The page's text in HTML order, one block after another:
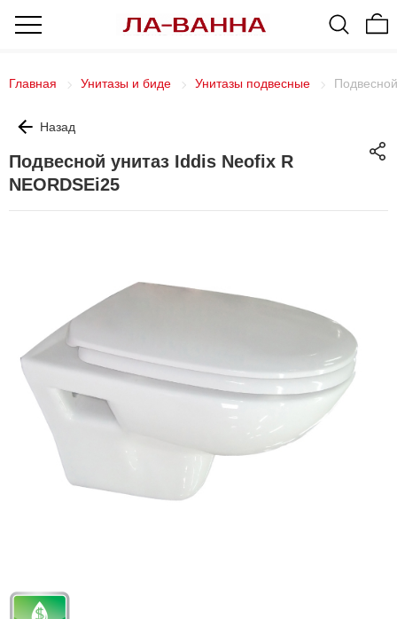
Главная Унитазы и биде Унитазы подвесные
Назад
Подвесной унитаз Iddis Neofix R
NEORDSEi25